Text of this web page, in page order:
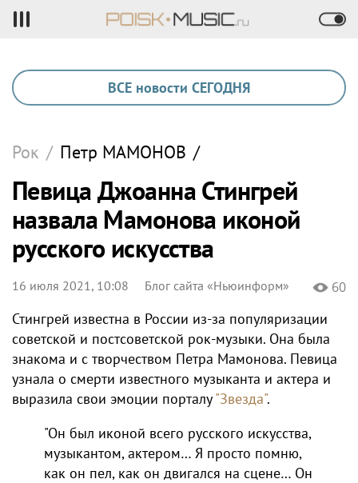
ВСЕ новости СЕГОДНЯ
Рок / Петр МАМОНОВ /
Певица Джоанна Стингрей
назвала Мамонова иконой
русского искусства
16 июля 2021, 10:08 Блог сайта «Ньюинформ» 60
Стингрей известна в России из-за популяризации
советской и постсоветской рок-музыки. Она была
знакома и с творчеством Петра Мамонова. Певица
узнала о смерти известного музыканта и актера и
выразила свои эмоции порталу"Звезда".
"Он был иконой всего русского искусства,
музыкантом, актером… Я просто помню,
как он пел, как он двигался на сцене… Он